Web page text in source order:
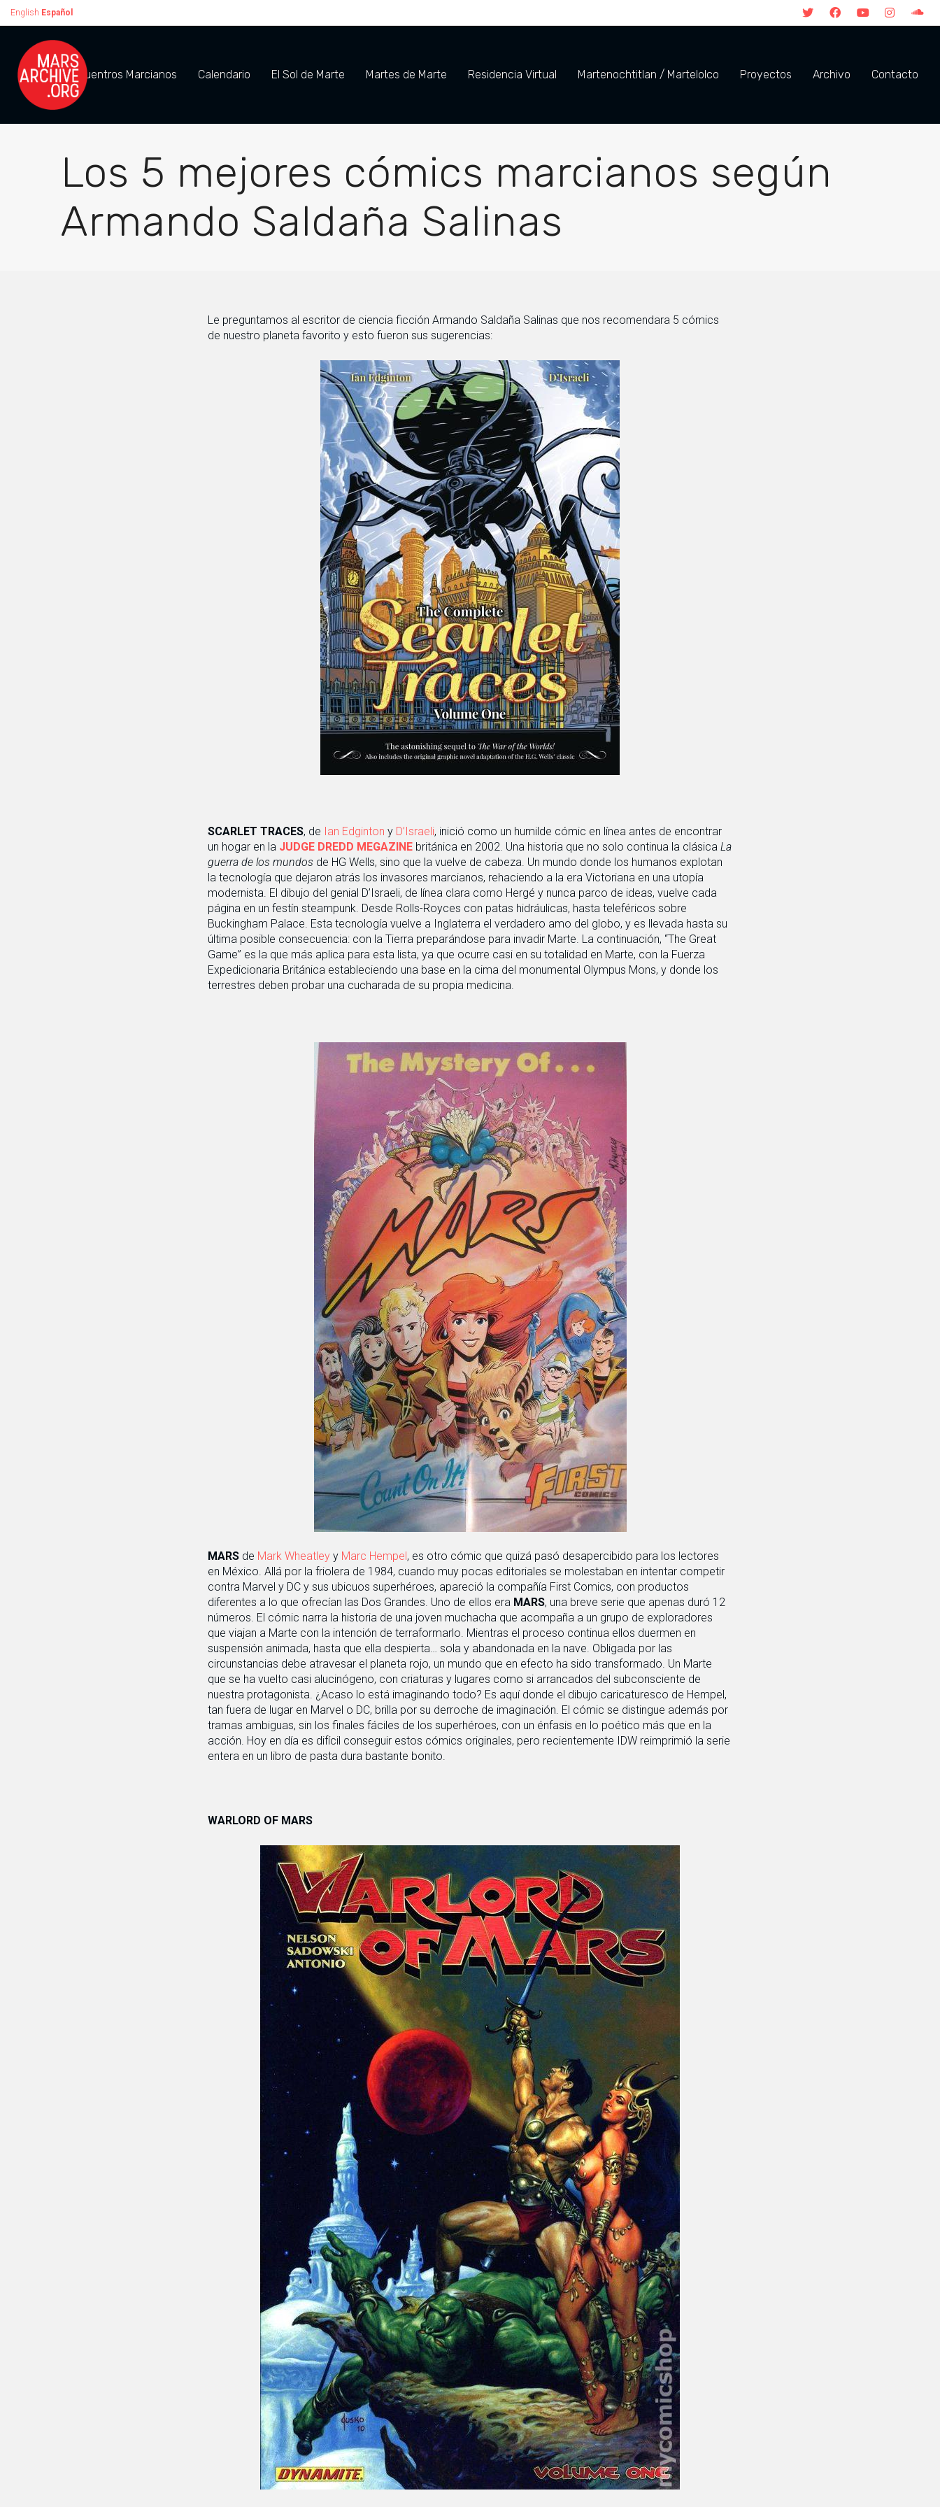
English Español
Encuentros Marcianos Calendario El Sol de Marte Martes de Marte Residencia Virtual Martenochtitlan / Martelolco Proyectos Archivo Contacto
Los 5 mejores cómics marcianos según
Armando Saldaña Salinas
Le preguntamos al escritor de ciencia ficción Armando Saldaña Salinas que nos recomendara 5 cómics
de nuestro planeta favorito y esto fueron sus sugerencias:
SCARLET TRACES, de Ian Edginton y D’Israeli, inició como un humilde cómic en línea antes de encontrar
un hogar en la JUDGE DREDD MEGAZINE británica en 2002. Una historia que no solo continua la clásica La
guerra de los mundos de HG Wells, sino que la vuelve de cabeza. Un mundo donde los humanos explotan
la tecnología que dejaron atrás los invasores marcianos, rehaciendo a la era Victoriana en una utopía
modernista. El dibujo del genial D’Israeli, de línea clara como Hergé y nunca parco de ideas, vuelve cada
página en un festín steampunk. Desde Rolls-Royces con patas hidráulicas, hasta teleféricos sobre
Buckingham Palace. Esta tecnología vuelve a Inglaterra el verdadero amo del globo, y es llevada hasta su
última posible consecuencia: con la Tierra preparándose para invadir Marte. La continuación, “The Great
Game” es la que más aplica para esta lista, ya que ocurre casi en su totalidad en Marte, con la Fuerza
Expedicionaria Británica estableciendo una base en la cima del monumental Olympus Mons, y donde los
terrestres deben probar una cucharada de su propia medicina.
MARS de Mark Wheatley y Marc Hempel, es otro cómic que quizá pasó desapercibido para los lectores
en México. Allá por la friolera de 1984, cuando muy pocas editoriales se molestaban en intentar competir
contra Marvel y DC y sus ubicuos superhéroes, apareció la compañía First Comics, con productos
diferentes a lo que ofrecían las Dos Grandes. Uno de ellos era MARS, una breve serie que apenas duró 12
números. El cómic narra la historia de una joven muchacha que acompaña a un grupo de exploradores
que viajan a Marte con la intención de terraformarlo. Mientras el proceso continua ellos duermen en
suspensión animada, hasta que ella despierta… sola y abandonada en la nave. Obligada por las
circunstancias debe atravesar el planeta rojo, un mundo que en efecto ha sido transformado. Un Marte
que se ha vuelto casi alucinógeno, con criaturas y lugares como si arrancados del subconsciente de
nuestra protagonista. ¿Acaso lo está imaginando todo? Es aquí donde el dibujo caricaturesco de Hempel,
tan fuera de lugar en Marvel o DC, brilla por su derroche de imaginación. El cómic se distingue además por
tramas ambiguas, sin los finales fáciles de los superhéroes, con un énfasis en lo poético más que en la
acción. Hoy en día es difícil conseguir estos cómics originales, pero recientemente IDW reimprimió la serie
entera en un libro de pasta dura bastante bonito.
WARLORD OF MARS